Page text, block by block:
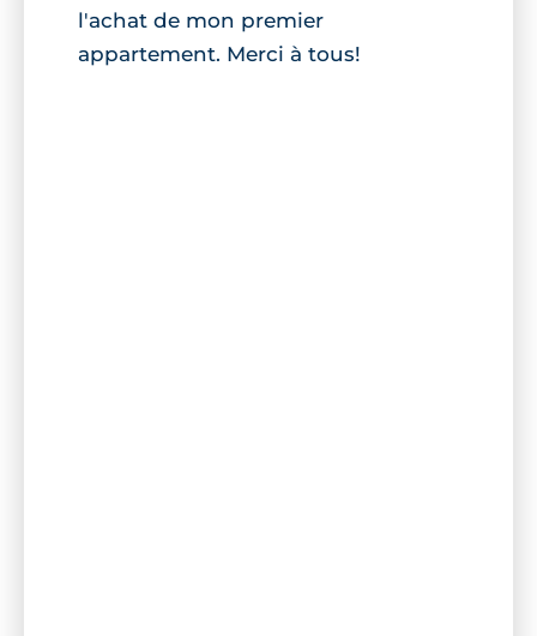
l'achat de mon premier
appartement. Merci à tous!